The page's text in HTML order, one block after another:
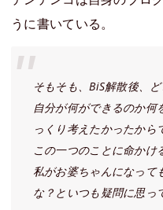
うに書いている。
そもそも、BiS解散後、
自分が何ができるのか何
っくり考えたかったから
この一つのことに命かけ
私がお婆ちゃんになって
な？といつも疑問に思っ